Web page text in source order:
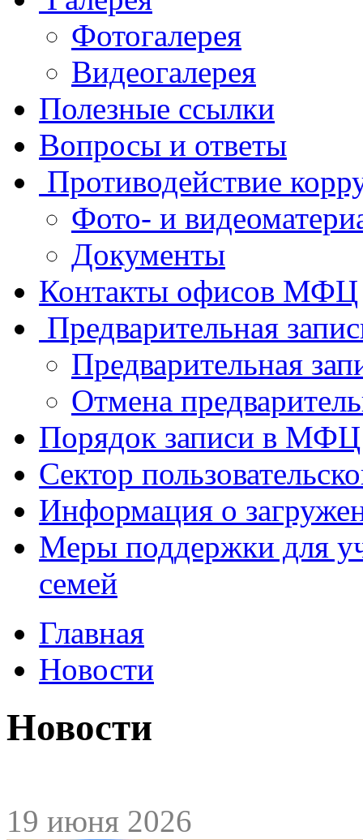
Фотогалерея
Видеогалерея
Полезные ссылки
Вопросы и ответы
Противодействие
Фото- и
Документы
Контакты офисов МФЦ
Предварительная
Предварительная
Отмена
Порядок записи в МФЦ
Сектор
Информация о
Меры поддержки для
семей
Главная
Новости
Новости
19 июня 2026